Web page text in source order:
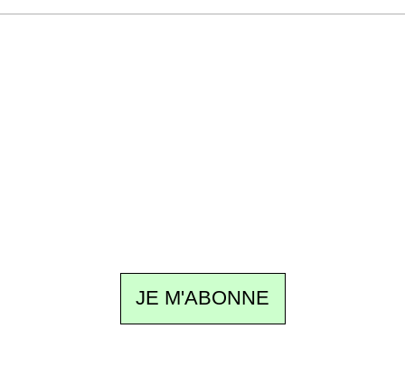
JE M'ABONNE